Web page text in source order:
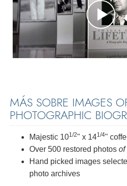
MÁS SOBRE IMAGES
PHOTOGRAPHIC
Majestic 101/2" x 141/4"
Over 500 restored photos of
Hand picked images
photo archives